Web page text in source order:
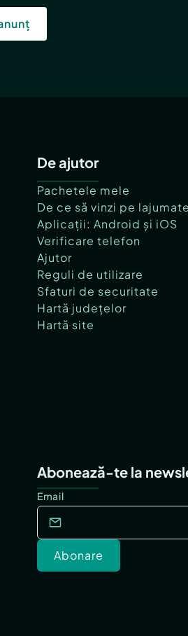
De ajutor
Pachetele mele
De ce să vinzi pe
Aplicații: Android și iOS
Verificare telefon
Ajutor
Reguli de utilizare
Sfaturi de securitate
Hartă județelor
Hartă site
Abonează-te la
Email
Abonare